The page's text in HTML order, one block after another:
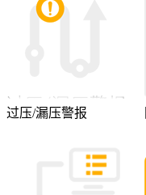
过压/漏压警报